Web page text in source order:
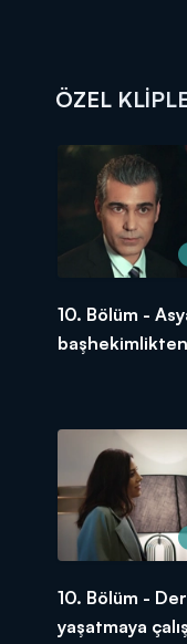
ÖZEL
10. Bölüm -
başhekimlikten
10. Bölüm -
yaşatmaya